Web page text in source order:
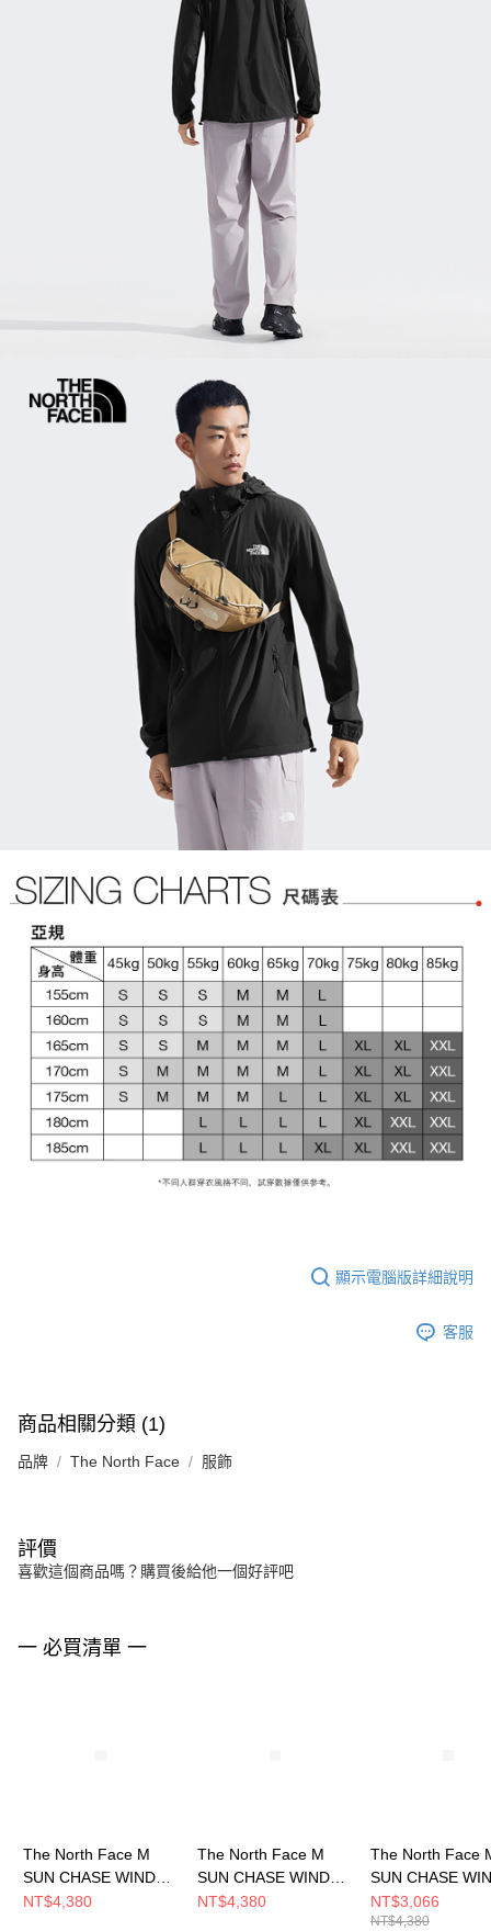
顯示電腦版詳細說明
客服
商品相關分類 (1)
品牌 The North Face 服飾
評價
喜歡這個商品嗎？購買後給他一個好評吧
一 必買清單 一
The North Face M
SUN CHASE WIND
JACKET - AP 男 風衣
NT$4,380
The North Face M
SUN CHASE WIND
JACKET - AP 男 風衣
NT$4,380
The North Face
SUN CHASE
JACKET - AP 男
外套
NT$3,066
NT$4,380